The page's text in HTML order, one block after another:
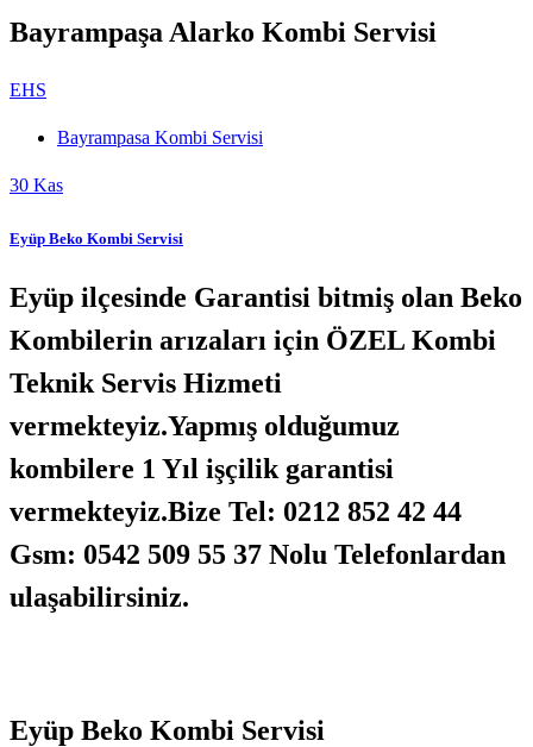
Bayrampaşa Alarko Kombi Servisi
EHS
Bayrampasa Kombi Servisi
30 Kas
Eyüp Beko Kombi Servisi
Eyüp ilçesinde Garantisi bitmiş olan Beko
Kombilerin arızaları için ÖZEL Kombi
Teknik Servis Hizmeti
vermekteyiz.Yapmış olduğumuz
kombilere 1 Yıl işçilik garantisi
vermekteyiz.Bize Tel: 0212 852 42 44
Gsm: 0542 509 55 37 Nolu Telefonlardan
ulaşabilirsiniz.
Eyüp Beko Kombi Servisi